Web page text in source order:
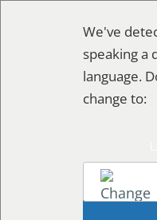
We've
speaking a
language.
change to: